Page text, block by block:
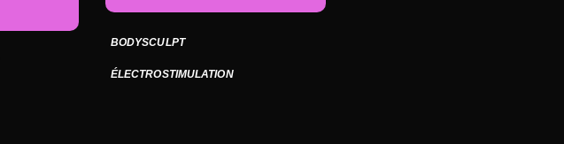
BODYSCULPT
ÉLECTROSTIMULATION